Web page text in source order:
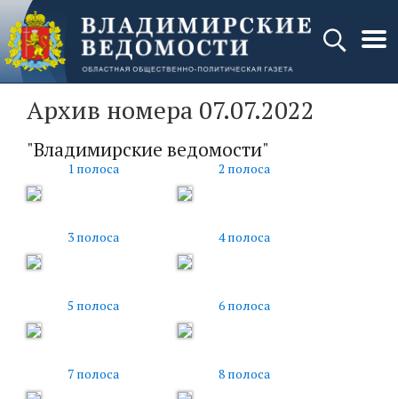
Архив номера 07.07.2022
"Владимирские ведомости"
1 полоса 2 полоса
3 полоса 4 полоса
5 полоса 6 полоса
7 полоса 8 полоса